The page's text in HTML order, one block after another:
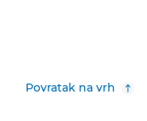
Povratak na vrh